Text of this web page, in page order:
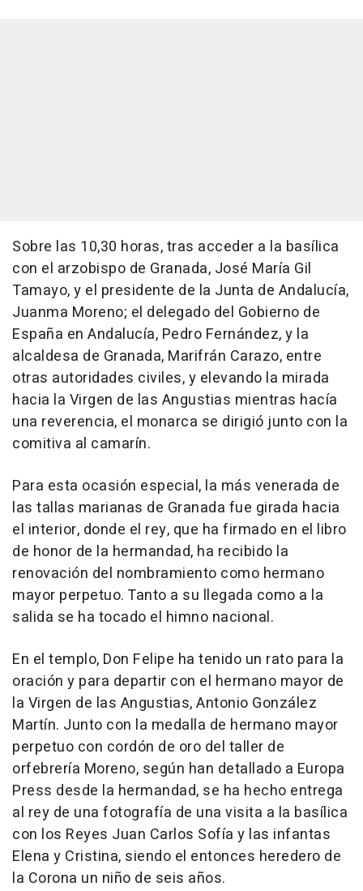
Sobre las 10,30 horas, tras acceder a la basílica
con el arzobispo de Granada, José María Gil
Tamayo, y el presidente de la Junta de Andalucía,
Juanma Moreno; el delegado del Gobierno de
España en Andalucía, Pedro Fernández, y la
alcaldesa de Granada, Marifrán Carazo, entre
otras autoridades civiles, y elevando la mirada
hacia la Virgen de las Angustias mientras hacía
una reverencia, el monarca se dirigió junto con la
comitiva al camarín.
Para esta ocasión especial, la más venerada de
las tallas marianas de Granada fue girada hacia
el interior, donde el rey, que ha firmado en el libro
de honor de la hermandad, ha recibido la
renovación del nombramiento como hermano
mayor perpetuo. Tanto a su llegada como a la
salida se ha tocado el himno nacional.
En el templo, Don Felipe ha tenido un rato para la
oración y para departir con el hermano mayor de
la Virgen de las Angustias, Antonio González
Martín. Junto con la medalla de hermano mayor
perpetuo con cordón de oro del taller de
orfebrería Moreno, según han detallado a Europa
Press desde la hermandad, se ha hecho entrega
al rey de una fotografía de una visita a la basílica
con los Reyes Juan Carlos Sofía y las infantas
Elena y Cristina, siendo el entonces heredero de
la Corona un niño de seis años.